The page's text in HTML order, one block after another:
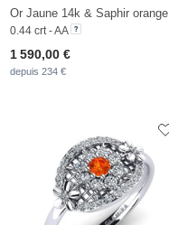
Or Jaune 14k & Saphir orange
0.44 crt - AA
1 590,00 €
depuis 234 €